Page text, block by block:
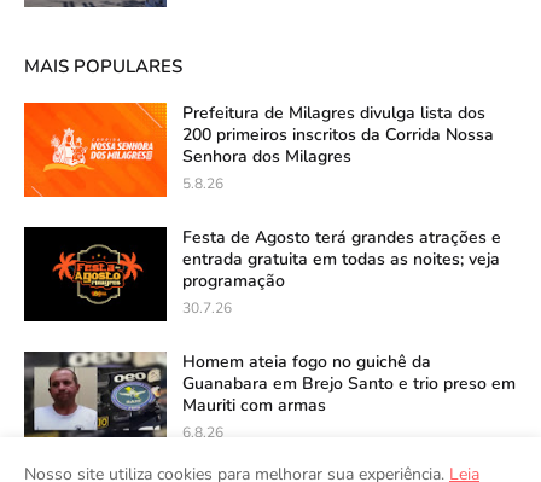
MAIS POPULARES
Prefeitura de Milagres divulga lista dos
200 primeiros inscritos da Corrida Nossa
Senhora dos Milagres
5.8.26
Festa de Agosto terá grandes atrações e
entrada gratuita em todas as noites; veja
programação
30.7.26
Homem ateia fogo no guichê da
Guanabara em Brejo Santo e trio preso em
Mauriti com armas
6.8.26
Nosso site utiliza cookies para melhorar sua experiência. Leia